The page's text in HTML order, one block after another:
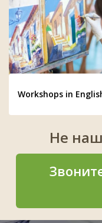
Workshops in
Не